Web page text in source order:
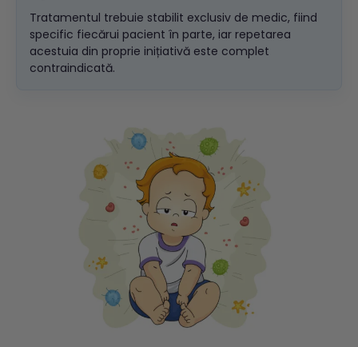
Tratamentul trebuie stabilit exclusiv de medic, fiind
specific fiecărui pacient în parte, iar repetarea
acestuia din proprie inițiativă este complet
contraindicată.